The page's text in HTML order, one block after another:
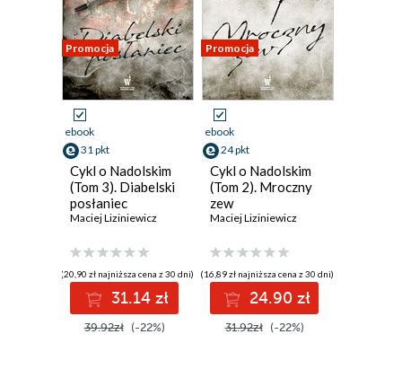
Promocja
ebook
31 pkt
Cykl o Nadolskim
(Tom 3). Diabelski
posłaniec
Maciej Liziniewicz
(20,90 zł najniższa cena z 30 dni)
31.14 zł
39.92zł (-22%)
Promocja
ebook
24 pkt
Cykl o Nadolskim
(Tom 2). Mroczny
zew
Maciej Liziniewicz
(16,89 zł najniższa cena z 30 dni)
24.90 zł
31.92zł (-22%)